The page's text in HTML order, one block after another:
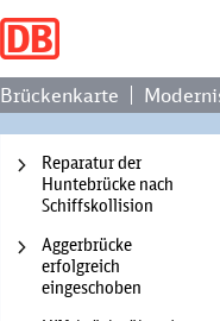
Brückenkarte
Reparatur der
Huntebrücke nach
Schiffskollision
Aggerbrücke
erfolgreich
eingeschoben